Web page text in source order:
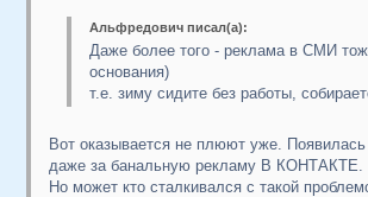
Альфредович писал(а):
Даже более того - реклама в СМИ
основания)
т.е. зиму сидите без работы,
Вот оказывается не плюют уже.
даже за банальную рекламу В КОНТАКТЕ.
Но может кто сталкивался с такой